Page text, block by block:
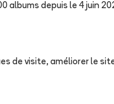
albums depuis le 4 juin
de visite, améliorer le